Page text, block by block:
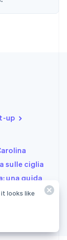
up
sulle ciglia
una guida
it looks like